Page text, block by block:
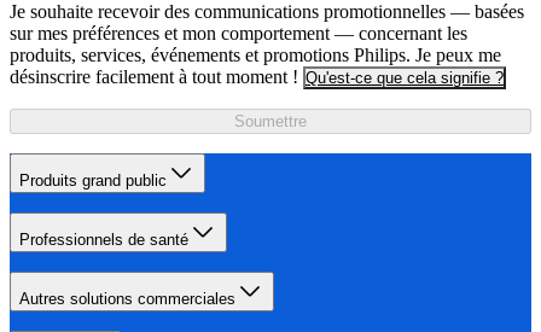
Je souhaite recevoir des communications promotionnelles — basées
sur mes préférences et mon comportement — concernant les
produits, services, événements et promotions Philips. Je peux me
désinscrire facilement à tout moment ! Qu'est-ce que cela signifie ?
Soumettre
Produits grand public
Professionnels de santé
Autres solutions commerciales